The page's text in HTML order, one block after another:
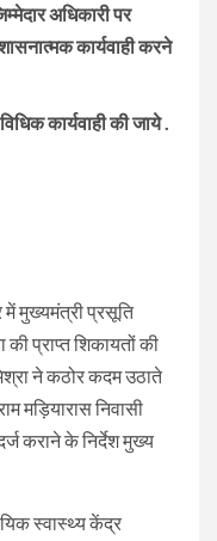
अधिकारी पर
कार्यवाही करने
कार्यवाही की जाये .
मुख्यमंत्री प्रसूति
प्राप्त शिकायतों की
ने कठोर कदम उठाते
मड़ियारास निवासी
कराने के निर्देश मुख्य
स्वास्थ्य केंद्र